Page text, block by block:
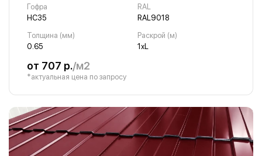
Гофра
НС35
RAL
RAL9018
Толщина (мм)
0.65
Раскрой (м)
1хL
от 707 р./м2
*актуальная цена по запросу